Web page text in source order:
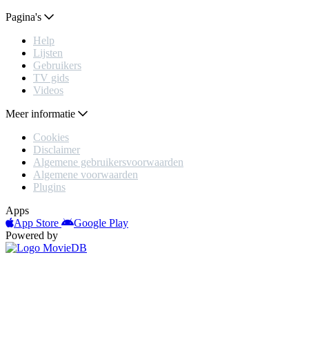
Pagina's
Help
Lijsten
Gebruikers
TV gids
Videos
Meer informatie
Cookies
Disclaimer
Algemene gebruikersvoorwaarden
Algemene voorwaarden
Plugins
Apps
App Store
Google Play
Powered by